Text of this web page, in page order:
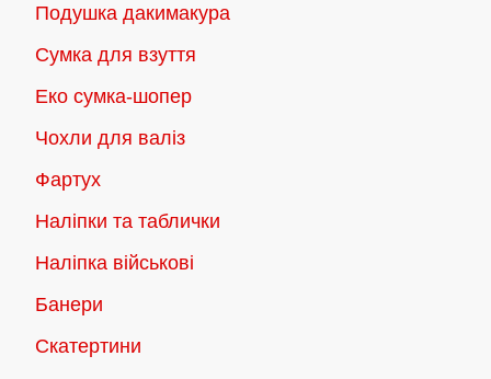
Подушка дакимакура
Сумка для взуття
Еко сумка-шопер
Чохли для валіз
Фартух
Наліпки та таблички
Наліпка військові
Банери
Скатертини